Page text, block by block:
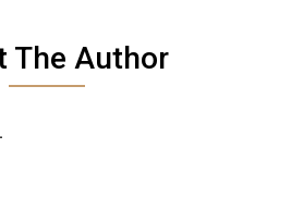
The Author